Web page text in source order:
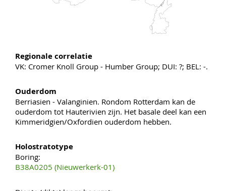
Regionale correlatie
VK: Cromer Knoll Group - Humber Group; DUI: ?; BEL: -.
Ouderdom
Berriasien - Valanginien. Rondom Rotterdam kan de
ouderdom tot Hauterivien zijn. Het basale deel kan een
Kimmeridgien/Oxfordien ouderdom hebben.
Holostratotype
Boring:
B38A0205 (Nieuwerkerk-01)